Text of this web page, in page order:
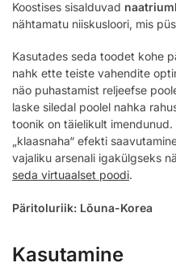
Koostises sisalduvad
nähtamatu niiskusloori, mis
Kasutades seda toodet kohe
nahk ette teiste vahendite
näo puhastamist reljeefse
laske siledal poolel nahka
toonik on täielikult
„klaasnaha“ efekti
vajaliku arsenali igakülgseks
seda virtuaalset poodi.
Päritoluriik: Lõuna-Korea
Kasutamine